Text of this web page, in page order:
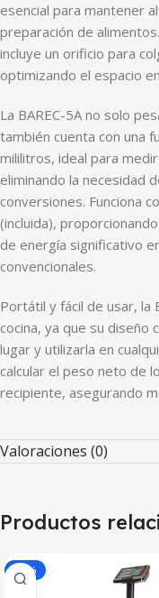
esencial para mantener
preparación de
incluye un orificio para
optimizando el espacio
La BAREC-5A no solo
también cuenta con una
mililitros, ideal para
eliminando la necesidad
conversiones. Funciona
(incluida),
de energía significativo
convencionales.
Portátil y fácil de usar, la
cocina, ya que su diseño
lugar y utilizarla en
calcular el peso neto de
recipiente, asegurando
Valoraciones (0)
Productos
-30%